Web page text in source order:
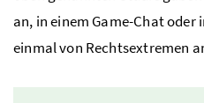
an, in einem Game-Chat oder
einmal von Rechtsextremen